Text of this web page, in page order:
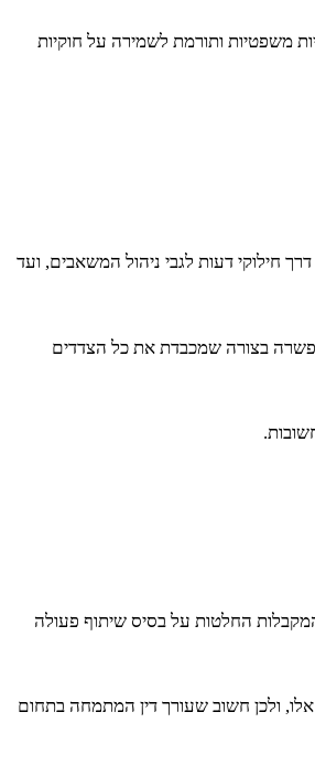
משפטיות ותורמת לשמירה על חוקיות
חילוקי דעות לגבי ניהול המשאבים, ועד
ופשרה בצורה שמכבדת את כל הצדדים
החלטות על בסיס שיתוף פעולה
ולכן חשוב שעורך דין המתמחה בתחום